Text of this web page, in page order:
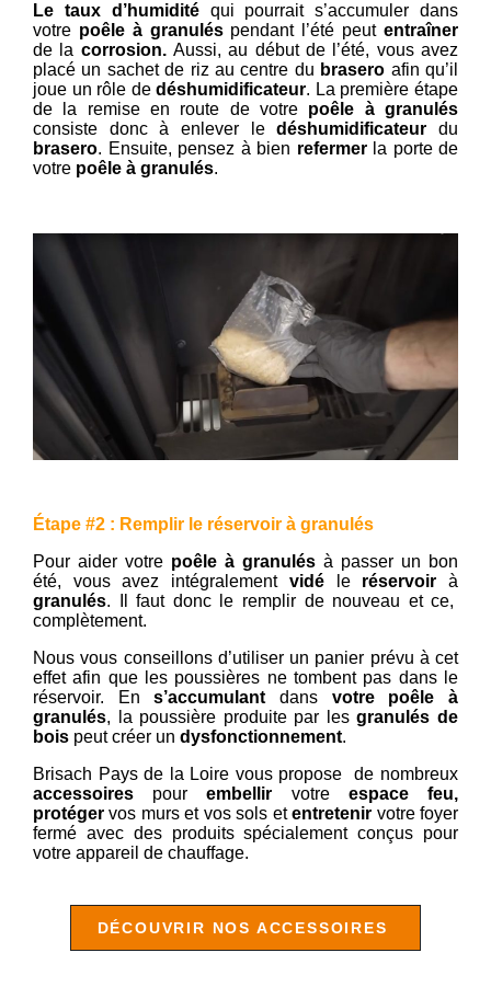
Le taux d’humiditéqui pourrait s’accumuler dans
votre poêle à granuléspendant l’été peutentraîner
de la corrosion.Aussi, au début de l’été, vous avez
placé un sachet de riz au centre du brasero afin qu’il
joue un rôle dedéshumidificateur. La première étape
de la remise en route de votre poêle à granulés
consiste donc à enlever ledéshumidificateur du
brasero. Ensuite, pensez à bien refermerla porte de
votre poêle à granulés.
Étape #2 : Remplir le réservoir à granulés
Pour aider votre poêle à granulés à passer un bon
été, vous avez intégralement vidé le réservoirà
granulés. Il faut donc le remplir de nouveau et ce,
complètement.
Nous vous conseillons d’utiliser un panier prévu à cet
effet afin que les poussières ne tombent pas dans le
réservoir. En s’accumulantdans votre poêle à
granulés, la poussière produite par lesgranulés de
bois peut créer un dysfonctionnement.
Brisach Pays de la Loire vous propose de nombreux
accessoires pourembellir votre espace feu,
protéger vos murs et vos sols etentretenir votre foyer
fermé avec des produits spécialement conçus pour
votre appareil de chauffage.
DÉCOUVRIR NOS ACCESSOIRES